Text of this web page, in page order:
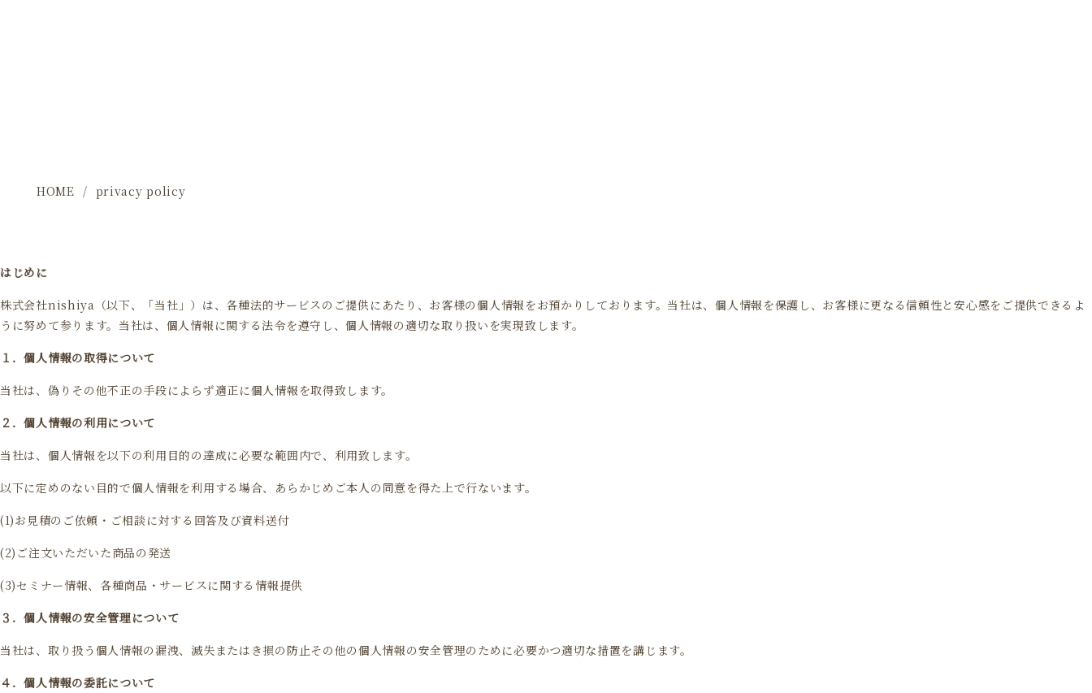
HOME privacy policy
はじめに
株式会社nishiya（以下、「当社」）は、各種法的サービスのご提供にあたり、お客様の個人情報をお預かりしております。当社は、個人情報を保護し、お客様に更なる信頼性と安心感をご提供できるよ
うに努めて参ります。当社は、個人情報に関する法令を遵守し、個人情報の適切な取り扱いを実現致します。
１．個人情報の取得について
当社は、偽りその他不正の手段によらず適正に個人情報を取得致します。
２．個人情報の利用について
当社は、個人情報を以下の利用目的の達成に必要な範囲内で、利用致します。
以下に定めのない目的で個人情報を利用する場合、あらかじめご本人の同意を得た上で行ないます。
(1)お見積のご依頼・ご相談に対する回答及び資料送付
(2)ご注文いただいた商品の発送
(3)セミナー情報、各種商品・サービスに関する情報提供
３．個人情報の安全管理について
当社は、取り扱う個人情報の漏洩、滅失またはき損の防止その他の個人情報の安全管理のために必要かつ適切な措置を講じます。
４．個人情報の委託について